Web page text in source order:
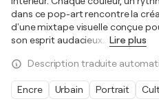
dans ce pop-art rencontre la
d'une mixtape visuelle conçue
son esprit audacieux… Lire plus
Description traduite
Encre Urbain Portrait